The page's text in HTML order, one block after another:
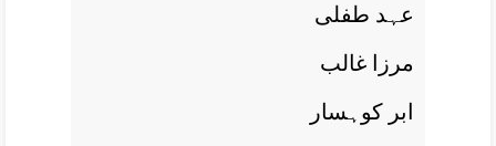
عہد طفلی
مرزا غالب
ابر کوہسار